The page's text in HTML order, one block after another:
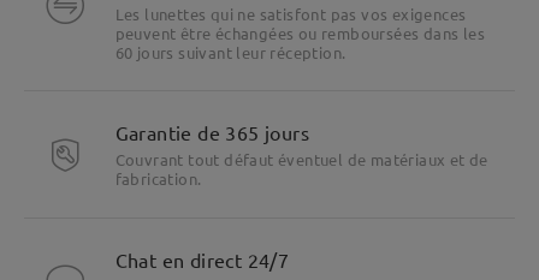
Mettre en évidence les spécificités
Les lunettes qui ne satisfont pas vos exigences
peuvent être échangées ou remboursées dans les
60 jours suivant leur réception.
Garantie de 365 jours
Couvrant tout défaut éventuel de matériaux et de
fabrication.
Chat en direct 24/7